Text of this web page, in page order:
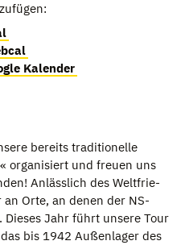
Kalender
bereits tra­di­tio­nelle
orga­ni­siert und freuen uns
Anläss­lich des Welt­frie­
Orte, an denen der NS-
Jahr führt unsere Tour
bis 1942 Außen­la­ger des